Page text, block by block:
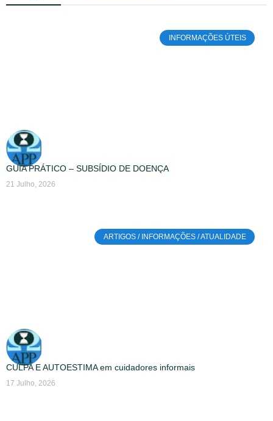
INFORMAÇÕES ÚTEIS
GUIA PRÁTICO – SUBSÍDIO DE DOENÇA
21 Julho, 2026
ARTIGOS / INFORMAÇÕES / ATUALIDADE
CULPA E AUTOESTIMA em cuidadores informais
17 Julho, 2026